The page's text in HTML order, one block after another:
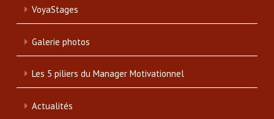
VoyaStages
Galerie photos
Les 5 piliers du Manager Motivationnel
Actualités